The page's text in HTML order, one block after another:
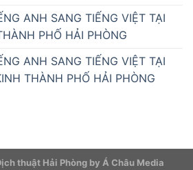
ANH SANG TIẾNG VIỆT TẠI
PHỐ HẢI PHÒNG
ANH SANG TIẾNG VIỆT TẠI
THÀNH PHỐ HẢI PHÒNG
thuật Hải Phòng by Á Châu Media